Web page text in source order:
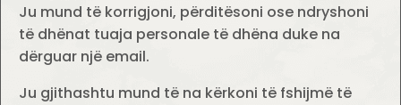
Ju mund të korrigjoni, përditësoni ose ndryshoni
të dhënat tuaja personale të dhëna duke na
dërguar një email.
Ju gjithashtu mund të na kërkoni të fshijmë të